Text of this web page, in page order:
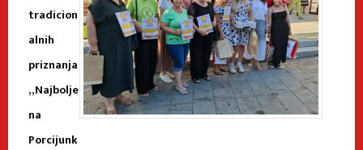
tradicion
alnih
priznanja
„Najbolje
na
Porcijunk